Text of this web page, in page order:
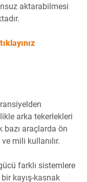
aktarabilmesi
arka tekerlekleri
bazı araçlarda ön
mili kullanılır.
farklı sistemlere
kayış-kasnak